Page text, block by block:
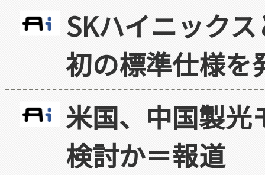
SKハイニック
初の標準仕様を
米国、中国製光
検討か＝報道